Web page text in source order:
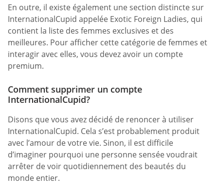
En outre, il existe également une section distincte sur
InternationalCupid appelée Exotic Foreign Ladies, qui
contient la liste des femmes exclusives et des
meilleures. Pour afficher cette catégorie de femmes et
interagir avec elles, vous devez avoir un compte
premium.
Comment supprimer un compte
InternationalCupid?
Disons que vous avez décidé de renoncer à utiliser
InternationalCupid. Cela s’est probablement produit
avec l’amour de votre vie. Sinon, il est difficile
d’imaginer pourquoi une personne sensée voudrait
arrêter de voir quotidiennement des beautés du
monde entier.